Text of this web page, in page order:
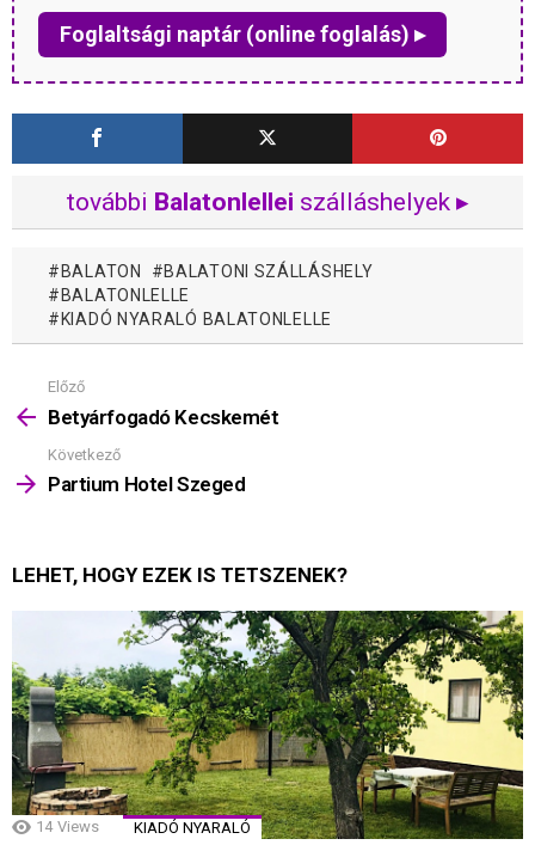
Foglaltsági naptár (online foglalás) ▸
további Balatonlellei szálláshelyek ▸
BALATON
BALATONI SZÁLLÁSHELY
BALATONLELLE
KIADÓ NYARALÓ BALATONLELLE
Mutass
többet
Előző
Betyárfogadó Kecskemét
Következő
Partium Hotel Szeged
LEHET, HOGY EZEK IS TETSZENEK?
14 Views KIADÓ NYARALÓ